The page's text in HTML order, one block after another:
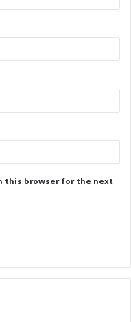
this browser for the next